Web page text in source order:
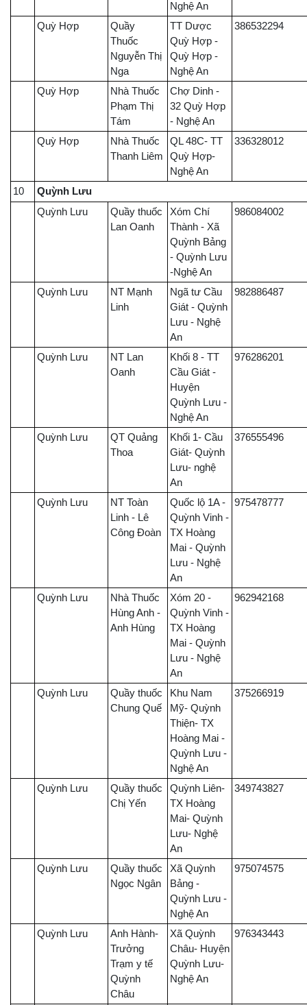
Nghệ An
Quỳ Hợp
Quầy
Thuốc
Nguyễn Thị
Nga
TT Dược
Quỳ Hợp -
Quỳ Hợp -
Nghệ An
386532294
Quỳ Hợp
Nhà Thuốc
Phạm Thị
Tám
Chợ Dinh -
32 Quỳ Hợp
- Nghệ An
Quỳ Hợp
Nhà Thuốc
Thanh Liêm
QL 48C- TT
Quỳ Hợp-
Nghệ An
336328012
10
Quỳnh Lưu
Quỳnh Lưu
Quầy thuốc
Lan Oanh
Xóm Chí
Thành - Xã
Quỳnh Bảng
- Quỳnh Lưu
-Nghệ An
986084002
Quỳnh Lưu
NT Mạnh
Linh
Ngã tư Cầu
Giát - Quỳnh
Lưu - Nghệ
An
982886487
Quỳnh Lưu
NT Lan
Oanh
Khối 8 - TT
Cầu Giát -
Huyện
Quỳnh Lưu -
Nghệ An
976286201
Quỳnh Lưu
QT Quảng
Thoa
Khối 1- Cầu
Giát- Quỳnh
Lưu- nghệ
An
376555496
Quỳnh Lưu
NT Toàn
Linh - Lê
Công Đoàn
Quốc lộ 1A -
Quỳnh Vinh -
TX Hoàng
Mai - Quỳnh
Lưu - Nghệ
An
975478777
Quỳnh Lưu
Nhà Thuốc
Hùng Anh -
Anh Hùng
Xóm 20 -
Quỳnh Vinh -
TX Hoàng
Mai - Quỳnh
Lưu - Nghệ
An
962942168
Quỳnh Lưu
Quầy thuốc
Chung Quế
Khu Nam
Mỹ- Quỳnh
Thiện- TX
Hoàng Mai -
Quỳnh Lưu -
Nghệ An
375266919
Quỳnh Lưu
Quầy thuốc
Chị Yến
Quỳnh Liên-
TX Hoàng
Mai- Quỳnh
Lưu- Nghệ
An
349743827
Quỳnh Lưu
Quầy thuốc
Ngọc Ngân
Xã Quỳnh
Bảng -
Quỳnh Lưu -
Nghệ An
975074575
Quỳnh Lưu
Anh Hành-
Trưởng
Trạm y tế
Quỳnh
Châu
Xã Quỳnh
Châu- Huyện
Quỳnh Lưu-
Nghệ An
976343443